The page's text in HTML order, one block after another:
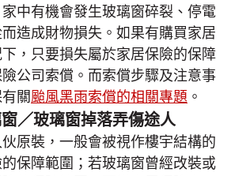
中有機會發生玻璃窗碎裂、停電
造成財物損失。如果有購買家居
，只要損失屬於家居保險的保障
公司索償。而索償步驟及注意事
關颱風黑雨索償的相關專題 。
／玻璃窗掉落弄傷途人
原裝，一般會被視作樓宇結構的
保障範圍；若玻璃窗曾經改裝或